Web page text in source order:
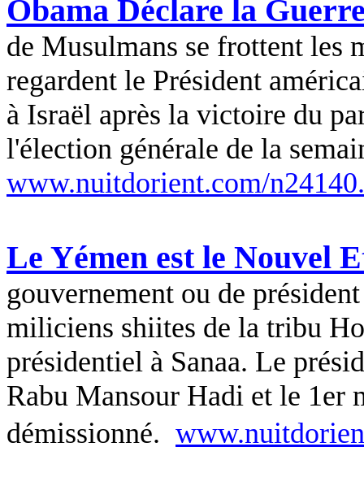
Obama Déclare la
de Musulmans se frottent les
regardent le Président
à Israël après la victoire du
l'élection générale de la
www.nuitdorient.com/
Le Yémen est le Nouvel
gouvernement ou de
miliciens shiites de la tribu
présidentiel à Sanaa. Le
Rabu Mansour Hadi et le 1er
démissionné.